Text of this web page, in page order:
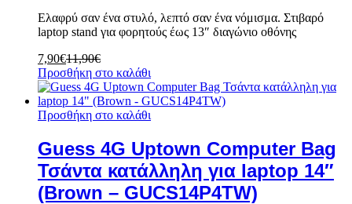
Ελαφρύ σαν ένα στυλό, λεπτό σαν ένα νόμισμα. Στιβαρό
laptop stand για φορητούς έως 13″ διαγώνιο οθόνης
7,90€11,90€
Προσθήκη στο καλάθι
Προσθήκη στο καλάθι
Guess 4G Uptown Computer Bag
Τσάντα κατάλληλη για laptop 14″
(Brown – GUCS14P4TW)